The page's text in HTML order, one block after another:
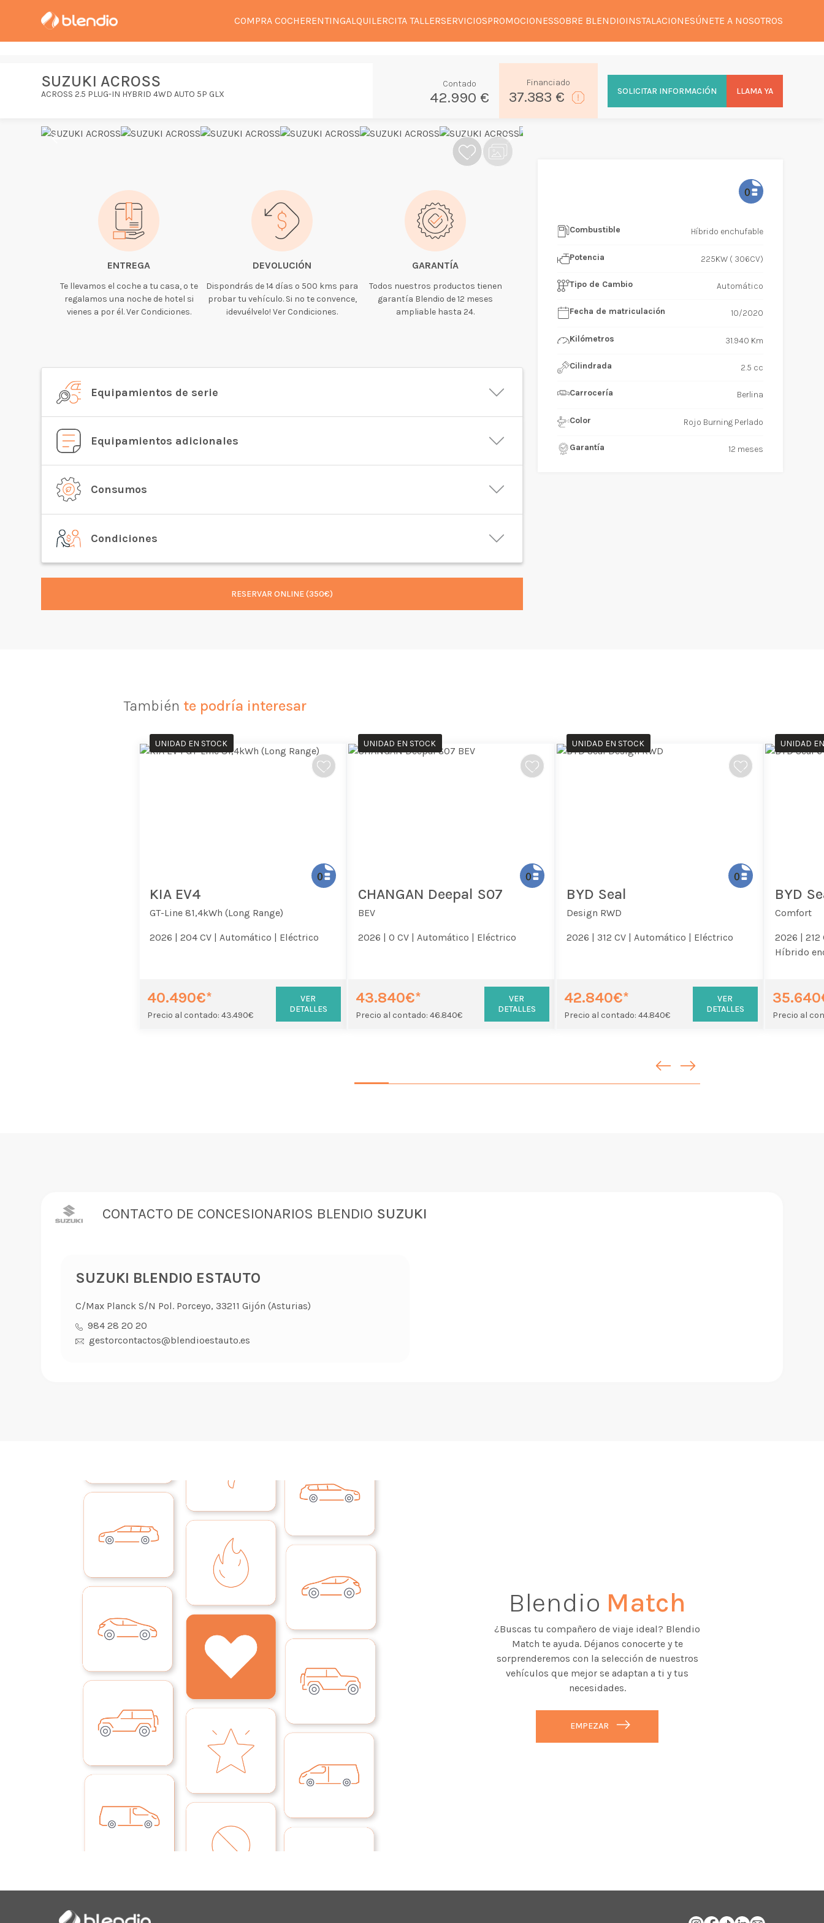
COMPRA COCHERENTINGALQUILERCITA TALLERSERVICIOSPROMOCIONESSOBRE BLENDIOINSTALACIONESÚNETE A NOSOTROS
SUZUKI ACROSS
ACROSS 2.5 PLUG-IN HYBRID 4WD AUTO 5P GLX
Contado
42.990 €
Financiado
37.383 € SOLICITAR INFORMACIÓN LLAMA YA
ENTREGA
Te llevamos el coche a tu casa, o te
regalamos una noche de hotel si
vienes a por él. Ver Condiciones.
DEVOLUCIÓN
Dispondrás de 14 días o 500 kms para
probar tu vehículo. Si no te convence,
¡devuélvelo! Ver Condiciones.
GARANTÍA
Todos nuestros productos tienen
garantía Blendio de 12 meses
ampliable hasta 24.
Equipamientos de serie
Equipamientos adicionales
Consumos
Condiciones
RESERVAR ONLINE (350€)
Combustible Híbrido enchufable
Potencia 225KW ( 306CV)
Tipo de Cambio Automático
Fecha de matriculación 10/2020
Kilómetros 31.940 Km
Cilindrada 2.5 cc
Carrocería Berlina
Color Rojo Burning Perlado
Garantía 12 meses
También te podría interesar
UNIDAD EN STOCK
KIA EV4
GT-Line 81,4kWh (Long Range)
2026 | 204 CV | Automático | Eléctrico
40.490€*
Precio al contado: 43.490€
VER
DETALLES
UNIDAD EN STOCK
CHANGAN Deepal S07
BEV
2026 | 0 CV | Automático | Eléctrico
43.840€*
Precio al contado: 46.840€
VER
DETALLES
UNIDAD EN STOCK
BYD Seal
Design RWD
2026 | 312 CV | Automático | Eléctrico
42.840€*
Precio al contado: 44.840€
VER
DETALLES
UNIDAD
BYD
Comfort
2026 | 212
Híbrido
Precio al
CONTACTO DE CONCESIONARIOS BLENDIO SUZUKI
SUZUKI BLENDIO ESTAUTO
C/Max Planck S/N Pol. Porceyo, 33211 Gijón (Asturias)
984 28 20 20
gestorcontactos@blendioestauto.es
Blendio Match
¿Buscas tu compañero de viaje ideal? Blendio
Match te ayuda. Déjanos conocerte y te
sorprenderemos con la selección de nuestros
vehículos que mejor se adaptan a ti y tus
necesidades.
EMPEZAR